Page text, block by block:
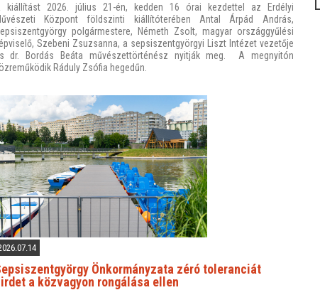
kiállítást 2026. július 21-én, kedden 16 órai kezdettel az Erdélyi
Központ földszinti kiállítóterében Antal Árpád András,
polgármestere, Németh Zsolt, magyar országgyűlési
Szebeni Zsuzsanna, a sepsiszentgyörgyi Liszt Intézet vezetője
dr. Bordás Beáta művészettörténész nyitják meg. A megnyitón
Ráduly Zsófia hegedűn.
Önkormányzata zéró toleranciát
a közvagyon rongálása ellen